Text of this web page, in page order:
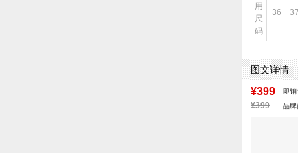
用
尺
码
36 37
图文详情
¥399 即
¥399 品牌